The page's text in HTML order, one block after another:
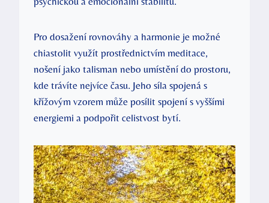
Pro dosažení rovnováhy a harmonie je možné
chiastolit využít prostřednictvím meditace,
nošení jako talisman nebo umístění do prostoru,
kde trávíte nejvíce času. Jeho síla spojená s
křížovým vzorem může posílit spojení s vyššími
energiemi a podpořit celistvost bytí.